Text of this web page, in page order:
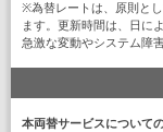
※為替レートは、原則と
ます。更新時間は、日に
急激な変動やシステム障
本両替サービスについて